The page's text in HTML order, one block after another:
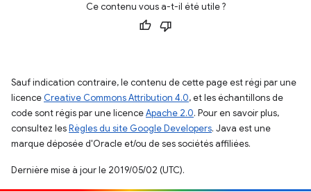
Ce contenu vous a-t-il été utile ?
Sauf indication contraire, le contenu de cette page est régi par une
licence Creative Commons Attribution 4.0, et les échantillons de
code sont régis par une licenceApache 2.0. Pour en savoir plus,
consultez lesRègles du site Google Developers. Java est une
marque déposée d'Oracle et/ou de ses sociétés affiliées.
Dernière mise à jour le 2019/05/02 (UTC).